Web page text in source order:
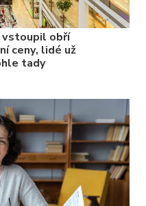
vstoupil obří
ceny, lidé už
tady